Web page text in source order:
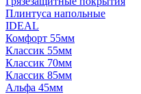
Плинтуса напольные
IDEAL
Комфорт 55мм
Классик 55мм
Классик 70мм
Классик 85мм
Альфа 45мм